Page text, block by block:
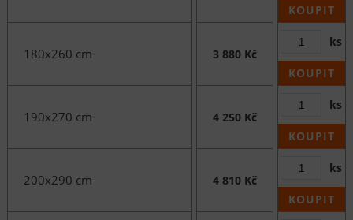
KOUPIT
180x260 cm 3 880 Kč
ks
KOUPIT
190x270 cm 4 250 Kč
ks
KOUPIT
200x290 cm 4 810 Kč
ks
KOUPIT